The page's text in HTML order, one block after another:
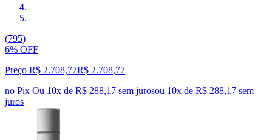
(795)
6% OFF
Preço R$ 2.708,77R$ 2.708,77
no Pix Ou 10x de R$ 288,17 sem jurosou 10x de R$ 288,17 sem
juros